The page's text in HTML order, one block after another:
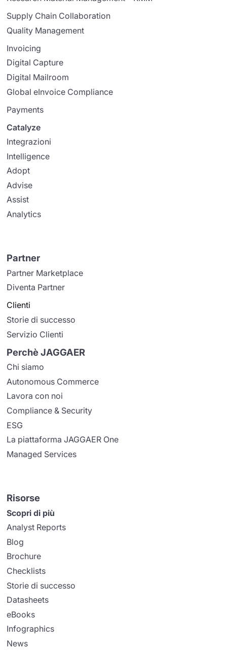
Supply Chain Collaboration
Quality Management
Invoicing
Digital Capture
Digital Mailroom
Global eInvoice Compliance
Payments
Catalyze
Integrazioni
Intelligence
Adopt
Advise
Assist
Analytics
Partner
Partner Marketplace
Diventa Partner
Clienti
Storie di successo
Servizio Clienti
Perchè JAGGAER
Chi siamo
Autonomous Commerce
Lavora con noi
Compliance & Security
ESG
La piattaforma JAGGAER One
Managed Services
Risorse
Scopri di più
Analyst Reports
Blog
Brochure
Checklists
Storie di successo
Datasheets
eBooks
Infographics
News